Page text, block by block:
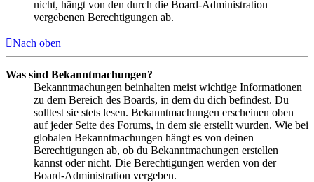
nicht, hängt von den durch die Board-Administration
vergebenen Berechtigungen ab.
Nach oben
Was sind Bekanntmachungen?
Bekanntmachungen beinhalten meist wichtige Informationen
zu dem Bereich des Boards, in dem du dich befindest. Du
solltest sie stets lesen. Bekanntmachungen erscheinen oben
auf jeder Seite des Forums, in dem sie erstellt wurden. Wie bei
globalen Bekanntmachungen hängt es von deinen
Berechtigungen ab, ob du Bekanntmachungen erstellen
kannst oder nicht. Die Berechtigungen werden von der
Board-Administration vergeben.